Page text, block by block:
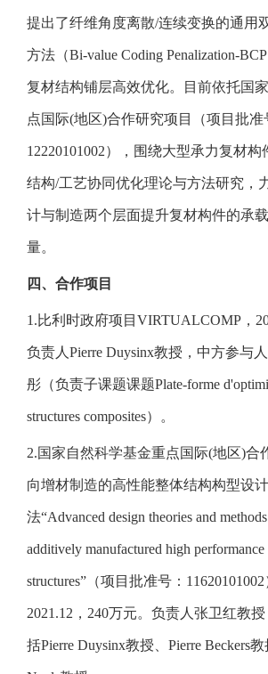
提出了纤维角度离散/连续变换的通用
方法（Bi-value Coding Penalization-
复材结构铺层高效优化。目前依托国
点国际(地区)合作研究项目（项目批准
12220101002），围绕大型承力复材
结构/工艺协同优化理论与方法研究，
计与制造两个层面提升复材构件的承
量。
四、合作项目
1.比利时政府项目VIRTUALCOMP，
负责人Pierre Duysinx教授，中方参与
彤（负责子课题课题Plate-forme
structures composites）。
2.国家自然科学基金重点国际(地区)合
向增材制造的高性能整体结构构型设
法“Advanced design theories and
additively manufactured high performance
structures”（项目批准号：
2021.12，240万元。负责人张卫红教
括Pierre Duysinx教授、Pierre Beckers